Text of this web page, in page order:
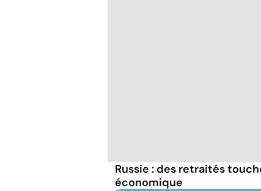
Russie : des retraités
économique